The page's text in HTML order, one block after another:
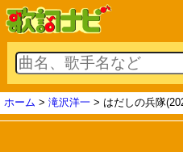
ホーム > 滝沢洋一 > はだしの兵隊